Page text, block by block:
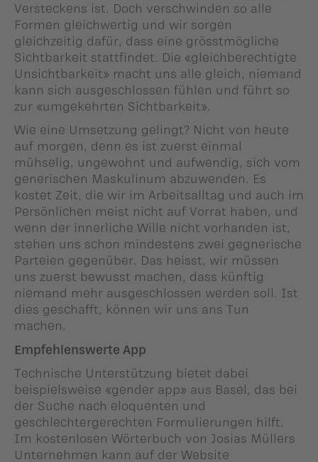
Versteckens ist. Doch verschwinden so alle
Formen gleichwertig und wir sorgen
gleichzeitig dafür, dass eine grösstmögliche
Sichtbarkeit stattfindet. Die «gleichberechtigte
Unsichtbarkeit» macht uns alle gleich, niemand
kann sich ausgeschlossen fühlen und führt so
zur «umgekehrten Sichtbarkeit».
Wie eine Umsetzung gelingt? Nicht von heute
auf morgen, denn es ist zuerst einmal
mühselig, ungewohnt und aufwendig, sich vom
generischen Maskulinum abzuwenden. Es
kostet Zeit, die wir im Arbeitsalltag und auch im
Persönlichen meist nicht auf Vorrat haben, und
wenn der innerliche Wille nicht vorhanden ist,
stehen uns schon mindestens zwei gegnerische
Parteien gegenüber. Das heisst, wir müssen
uns zuerst bewusst machen, dass künftig
niemand mehr ausgeschlossen werden soll. Ist
dies geschafft, können wir uns ans Tun
machen.
Empfehlenswerte App
Technische Unterstützung bietet dabei
beispielsweise «gender app» aus Basel, das bei
der Suche nach eloquenten und
geschlechtergerechten Formulierungen hilft.
Im kostenlosen Wörterbuch von Josias Müllers
Unternehmen kann auf der Website